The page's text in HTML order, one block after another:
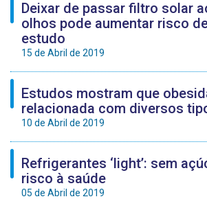
Deixar de passar filtro solar
olhos pode aumentar risco
estudo
15 de Abril de 2019
Estudos mostram que
relacionada com diversos
10 de Abril de 2019
Refrigerantes ‘light’: sem
risco à saúde
05 de Abril de 2019